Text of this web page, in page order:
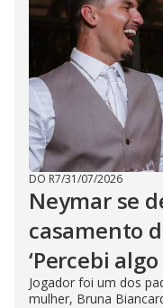
DO R7/31/07/2026
Neymar se
casamento
‘Percebi
Jogador foi um dos
mulher, Bruna